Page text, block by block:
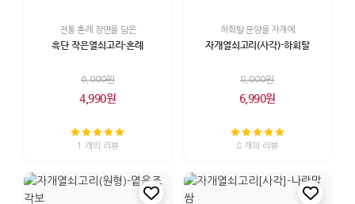
전통 혼례 장면을 담은
흑단 작은열쇠고리-혼례
6,000원
4,990원
1 개의 리뷰
하회탈 문양을 자개에
자개열쇠고리(사각)-하회탈
8,000원
6,990원
8 개의 리뷰